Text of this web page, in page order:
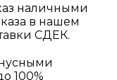
наличными
в нашем
СДЕК.
100%